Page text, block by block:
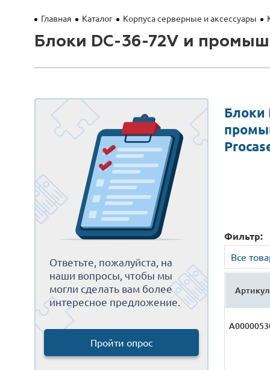
Главная Каталог Корпуса серверные и аксессуары
Блоки DC-36-72V и
Ответьте, пожалуйста, на
наши вопросы, чтобы мы
могли сделать вам более
интересное предложение.
Пройти опрос
Блоки
Фильтр:
Все
Артикул